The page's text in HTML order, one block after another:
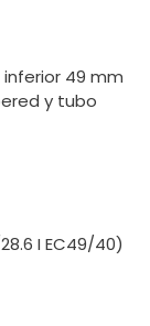
49 mm
y tubo
I EC49/40)